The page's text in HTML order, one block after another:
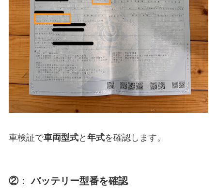
車検証で車両型式と 年式を確認します。
②： バッテリー型番を確認